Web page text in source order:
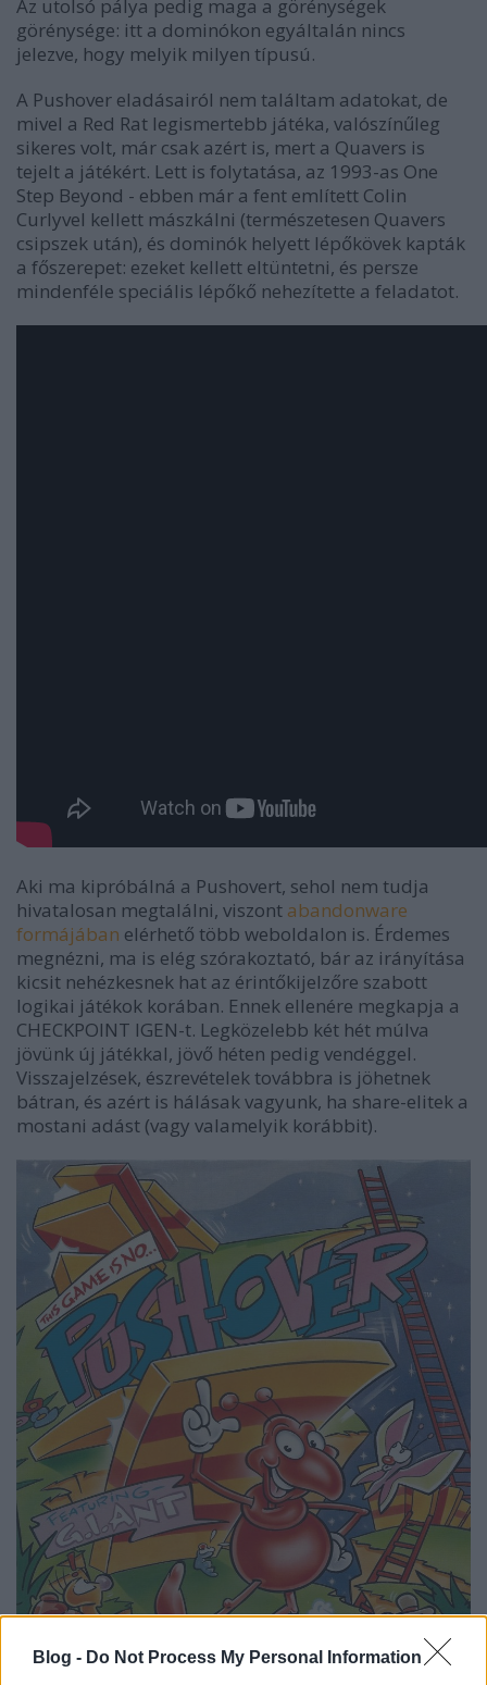
Blog - Do Not Process My Personal Information
Az utolsó pálya pedig maga a görénységek
görénysége: itt a dominókon egyáltalán nincs
jelezve, hogy melyik milyen típusú.
A Pushover eladásairól nem találtam adatokat, de
mivel a Red Rat legismertebb játéka, valószínűleg
sikeres volt, már csak azért is, mert a Quavers is
tejelt a játékért. Lett is folytatása, az 1993-as One
Step Beyond - ebben már a fent említett Colin
Curlyvel kellett mászkálni (természetesen Quavers
csipszek után), és dominók helyett lépőkövek kapták
a főszerepet: ezeket kellett eltüntetni, és persze
mindenféle speciális lépőkő nehezítette a feladatot.
Aki ma kipróbálná a Pushovert, sehol nem tudja
hivatalosan megtalálni, viszont abandonware
formájában elérhető több weboldalon is. Érdemes
megnézni, ma is elég szórakoztató, bár az irányítása
kicsit nehézkesnek hat az érintőkijelzőre szabott
logikai játékok korában. Ennek ellenére megkapja a
CHECKPOINT IGEN-t. Legközelebb két hét múlva
jövünk új játékkal, jövő héten pedig vendéggel.
Visszajelzések, észrevételek továbbra is jöhetnek
bátran, és azért is hálásak vagyunk, ha share-elitek a
mostani adást (vagy valamelyik korábbit).